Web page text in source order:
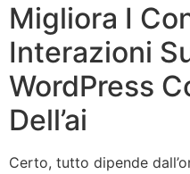
Migliora I
Interazioni
WordPress
Dell’ai
Certo, tutto dipende